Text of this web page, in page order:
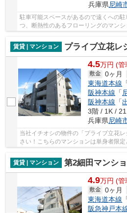
兵庫県尼崎
駐車可能スペースがあるので遠くへの
つ、断熱性のあるフローリングのマン
賃貸 | マンション
プライブ立花レ
4.5万円 (管
敷金 0ヶ月
東海道本線
阪神本線 「
阪神本線 「
3階 / 1K /
兵庫県尼崎
当社イチオシの物件の「プライブ立花
さい！こちらのマンションは単身者限
賃貸 | マンション
第2細田マンシ
4.9万円 (管
敷金 0ヶ月
東海道本線
阪急神戸本